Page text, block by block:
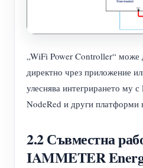
„WiFi Power Controller“ може
директно чрез приложение
улеснява интегрирането му
NodeRed и други платформи
2.2 Съвместна
IAMMETER